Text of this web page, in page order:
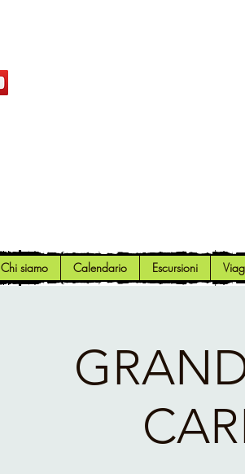
Chi siamo Calendario Escursioni